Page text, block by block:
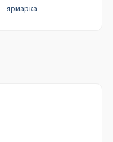
ярмарка